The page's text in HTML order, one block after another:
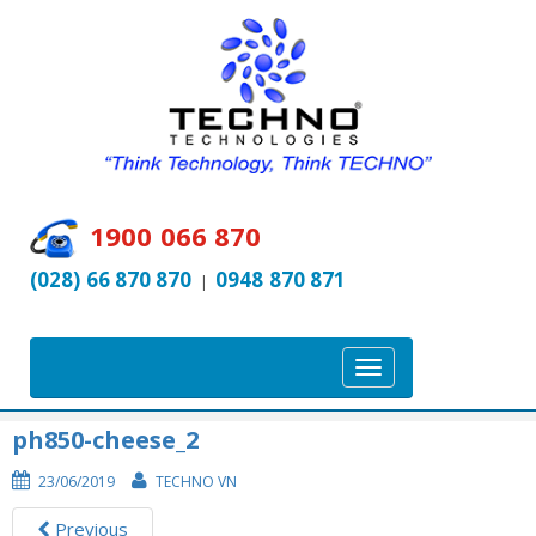
1900 066 870
(028) 66 870 870 | 0948 870 871
T
o
ph850-cheese_2
23/06/2019 TECHNO VN
Previous